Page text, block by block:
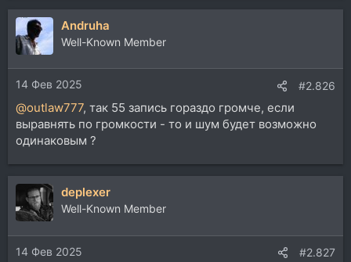
а
ц
и
и
:
Andruha
Well-Known Member
14 Фев 2025 #2.826
@outlaw777, так 55 запись гораздо громче, если
выравнять по громкости - то и шум будет возможно
одинаковым ?
deplexer
Well-Known Member
14 Фев 2025 #2.827